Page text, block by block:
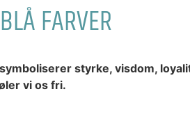
BLÅ FARVER
styrke, visdom,
vi os fri.